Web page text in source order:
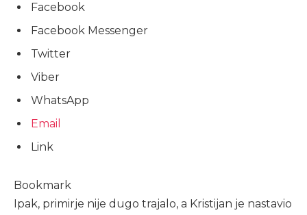
Facebook
Facebook Messenger
Twitter
Viber
WhatsApp
Email
Link
Bookmark
Ipak, primirje nije dugo trajalo, a Kristijan je nastavio